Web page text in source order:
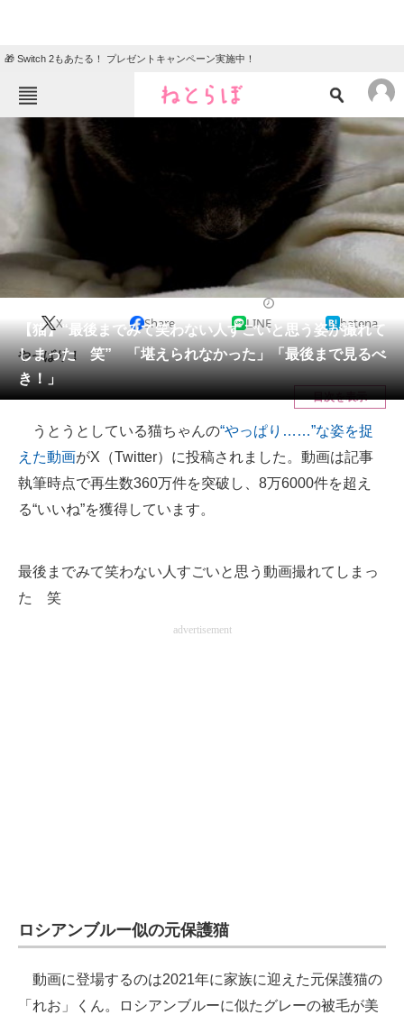
🎁 Switch 2もあたる！ プレゼントキャンペーン実施中！
ねとらぼメニュー
TOP
エンタメ
地域
住まい
リサーチ
会員記事
メディア
注目記事を集めた総合ページ
ITの今と未来を見通す
スマホと通信の最新トレンド
進化するPCとデバイスの未来
ビジネスと働き方のヒント
モノづくり技術者専門サイト
エレクトロニクス専門サイト
【猫】“最後までみて笑わない人すごいと思う姿が撮れて
しまった 笑” 「堪えられなかった」「最後まで見るべ
き！」
X Share LINE hatena
やっぱり！
目次を表示
うとうとしている猫ちゃんの“やっぱり……”な姿を捉
えた動画がX（Twitter）に投稿されました。動画は記事
執筆時点で再生数360万件を突破し、8万6000件を超え
る“いいね”を獲得しています。
最後までみて笑わない人すごいと思う動画撮れてしまっ
た 笑
advertisement
ロシアンブルー似の元保護猫
動画に登場するのは2021年に家族に迎えた元保護猫の
「れお」くん。ロシアンブルーに似たグレーの被毛が美